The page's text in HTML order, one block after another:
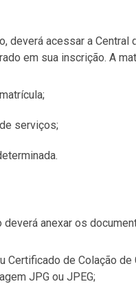
deverá acessar a
em sua inscrição. A
serviços;
deverá anexar os
Certificado de Colação de
JPG ou JPEG;